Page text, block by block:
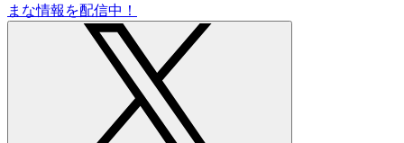
まな情報を配信中！